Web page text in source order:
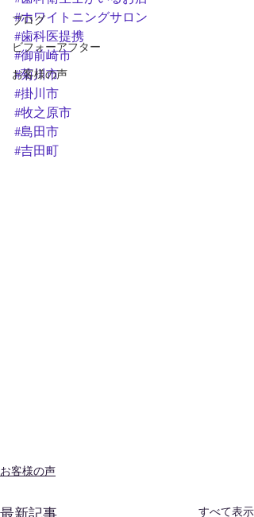
ブログ
ビフォーアフター
お客様の声
#ホワイトニングサロン
#歯科医提携
#御前崎市
#菊川市
#掛川市
#牧之原市
#島田市
#吉田町
お客様の声
すべて表示